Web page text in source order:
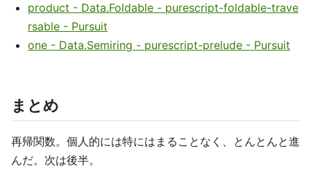
product - Data.Foldable - purescript-foldable-trave
rsable - Pursuit
one - Data.Semiring - purescript-prelude - Pursuit
まとめ
再帰関数。個人的には特にはまることなく、とんとんと進
んだ。次は後半。